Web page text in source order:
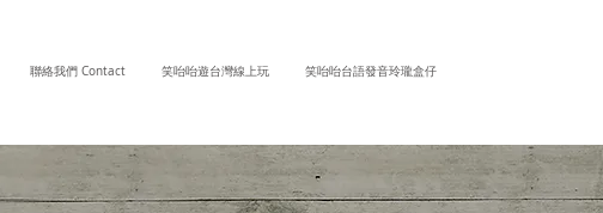
聯絡我們 Contact 笑咍咍遊台灣線上玩 笑咍咍台語發音玲瓏盒仔